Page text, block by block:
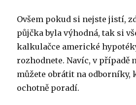
Ovšem pokud si nejste jistí,
půjčka byla výhodná, tak si
kalkulačce americké
rozhodnete. Navíc, v případě
můžete obrátit na odborníky,
ochotně poradí.